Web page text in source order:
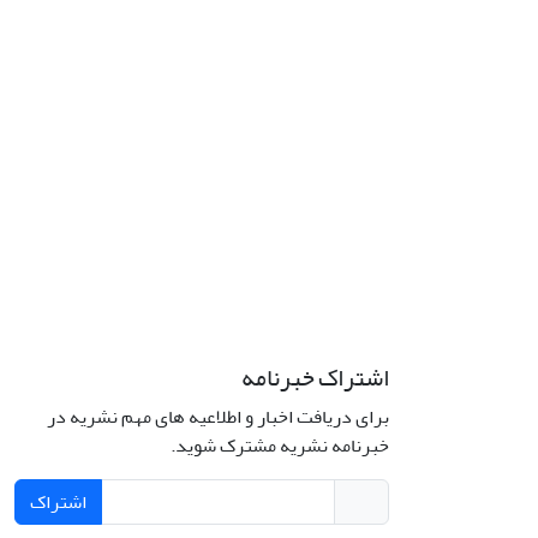
اشتراک خبرنامه
برای دریافت اخبار و اطلاعیه های مهم نشریه در
خبرنامه نشریه مشترک شوید.
اشتراک